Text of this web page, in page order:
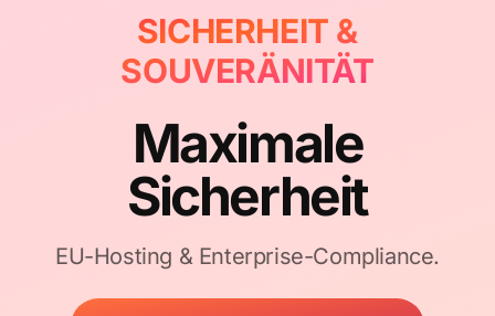
SICHERHEIT &
SOUVERÄNITÄT
Maximale
Sicherheit
EU-Hosting & Enterprise-Compliance.